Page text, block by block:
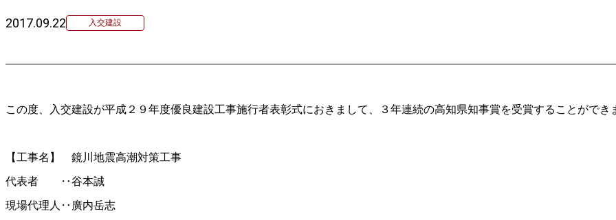
2017.09.22 入交建設
この度、入交建設が平成２９年度優良建設工事施行者表彰式におきまして、３年連続の高知県知事賞を受賞することができ
【工事名】 鏡川地震高潮対策工事
代表者 ‥谷本誠
現場代理人‥廣内岳志